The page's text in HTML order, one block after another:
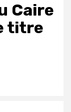
Caire
titre